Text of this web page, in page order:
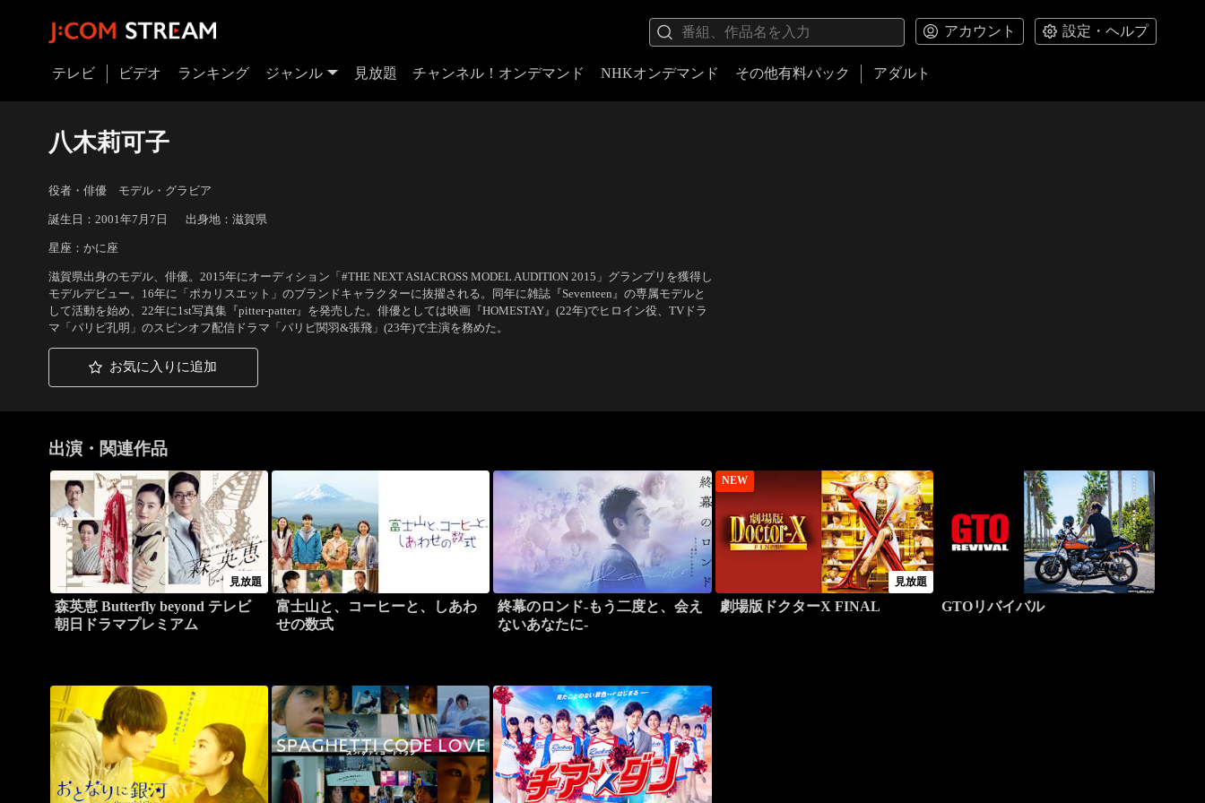
アカウント 設定・ヘルプ
テレビ ビデオ ランキング ジャンル 見放題 チャンネル！オンデマンド NHKオンデマンド その他有料パック アダルト
八木莉可子
役者・俳優 モデル・グラビア
誕生日：2001年7月7日 出身地：滋賀県
星座：かに座
滋賀県出身のモデル、俳優。2015年にオーディション「#THE NEXT ASIACROSS MODEL AUDITION 2015」グランプリを獲得し
モデルデビュー。16年に「ポカリスエット」のブランドキャラクターに抜擢される。同年に雑誌『Seventeen』の専属モデルと
して活動を始め、22年に1st写真集『pitter-patter』を発売した。俳優としては映画『HOMESTAY』(22年)でヒロイン役、TVドラ
マ「パリピ孔明」のスピンオフ配信ドラマ「パリピ関羽&張飛」(23年)で主演を務めた。
お気に入りに追加
出演・関連作品
見放題
森英恵 Butterfly beyond テレビ
朝日ドラマプレミアム
富士山と、コーヒーと、しあわ
せの数式
終幕のロンド-もう二度と、会え
ないあなたに-
NEW
見放題
劇場版ドクターX FINAL GTOリバイバル